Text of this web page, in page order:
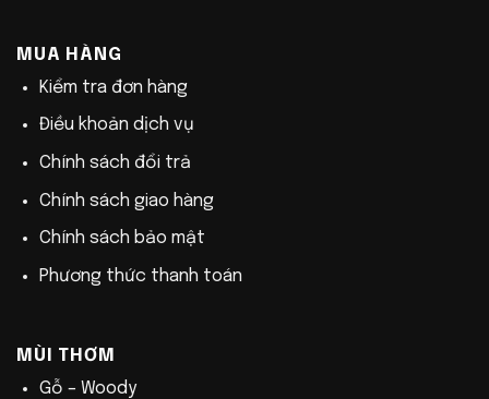
MUA HÀNG
Kiểm tra đơn hàng
Điều khoản dịch vụ
Chính sách đổi trả
Chính sách giao hàng
Chính sách bảo mật
Phương thức thanh toán
MÙI THƠM
Gỗ – Woody